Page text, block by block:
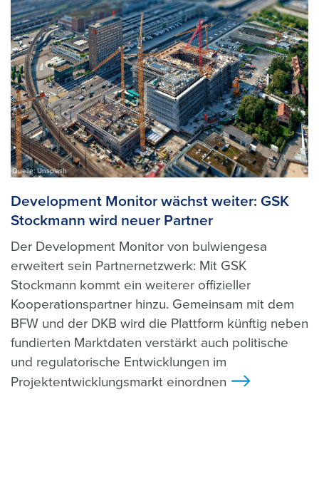
Quelle: Unsplash
Development Monitor wächst weiter: GSK
Stockmann wird neuer Partner
Der Development Monitor von bulwiengesa
erweitert sein Partnernetzwerk: Mit GSK
Stockmann kommt ein weiterer offizieller
Kooperationspartner hinzu. Gemeinsam mit dem
BFW und der DKB wird die Plattform künftig neben
fundierten Marktdaten verstärkt auch politische
und regulatorische Entwicklungen im
Projektentwicklungsmarkt einordnen